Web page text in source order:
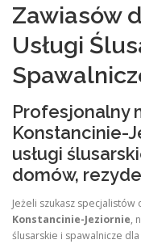
Zawiasów
Usługi
Profesjonalny
Konstancinie-
usługi
domów,
Jeżeli szukasz specjalistów
Konstancinie-Jeziornie,
ślusarskie i spawalnicze